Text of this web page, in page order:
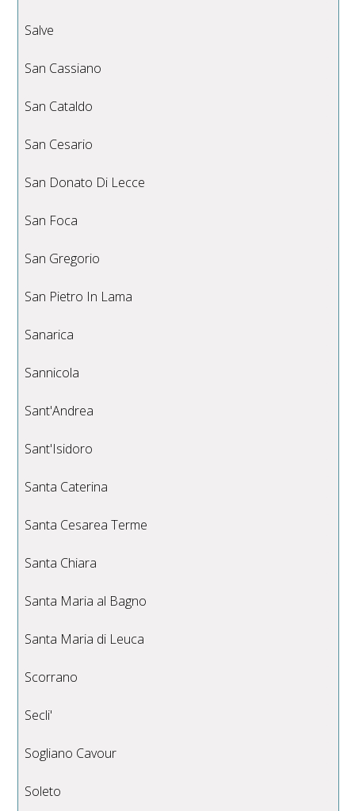
Salve
San Cassiano
San Cataldo
San Cesario
San Donato Di Lecce
San Foca
San Gregorio
San Pietro In Lama
Sanarica
Sannicola
Sant'Andrea
Sant'Isidoro
Santa Caterina
Santa Cesarea Terme
Santa Chiara
Santa Maria al Bagno
Santa Maria di Leuca
Scorrano
Secli'
Sogliano Cavour
Soleto